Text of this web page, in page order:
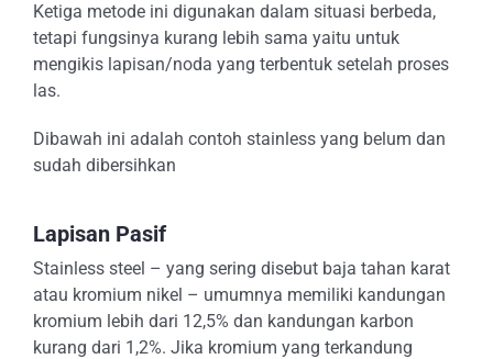
Ketiga metode ini digunakan dalam situasi berbeda,
tetapi fungsinya kurang lebih sama yaitu untuk
mengikis lapisan/noda yang terbentuk setelah proses
las.
Dibawah ini adalah contoh stainless yang belum dan
sudah dibersihkan
Lapisan Pasif
Stainless steel – yang sering disebut baja tahan karat
atau kromium nikel – umumnya memiliki kandungan
kromium lebih dari 12,5% dan kandungan karbon
kurang dari 1,2%. Jika kromium yang terkandung